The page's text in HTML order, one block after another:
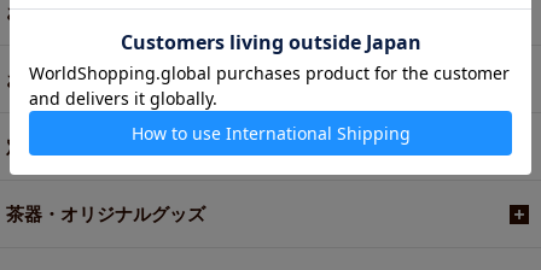
お菓子・食品・飲料
お買い得商品
定期便
茶器・オリジナルグッズ